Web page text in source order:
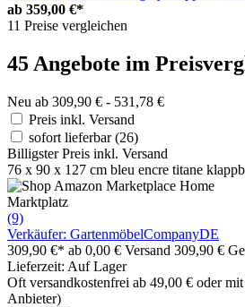
ab 359,00 €*
11 Preise vergleichen
45 Angebote im
Neu ab 309,90 € - 531,78 €
Preis inkl. Versand
sofort lieferbar(26)
Billigster Preis inkl. Versand
76 x 90 x 127 cm bleu encre titane
Marktplatz
(9)
Verkäufer: GartenmöbelCompanyDE
309,90 €* ab 0,00 € Versand 309,90 €
Lieferzeit: Auf Lager
Oft versandkostenfrei ab 49,00 € oder
Anbieter)